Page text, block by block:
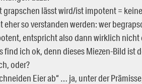
grapschen lässt wird/ist impotent =
eher so verstanden werden: wer
entspricht also dann wirklich nicht
find ich ok, denn dieses Miezen-Bild ist
oder?
Eier ab“ … ja, unter der